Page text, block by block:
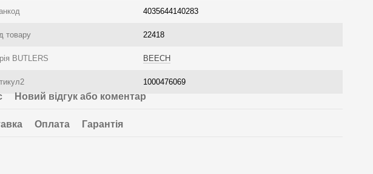
4035644140283
товару 22418
BUTLERS BEECH
1000476069
Новий відгук або коментар
Оплата Гарантія